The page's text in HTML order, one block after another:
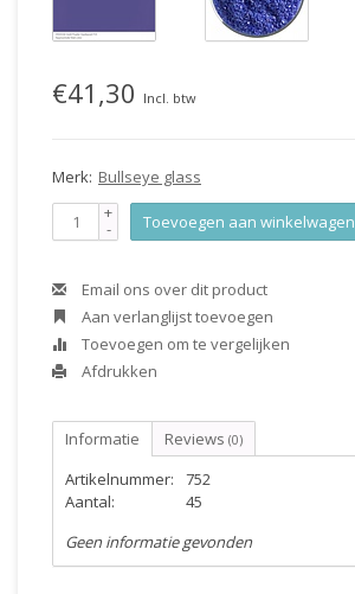
€41,30 Incl. btw
Merk: Bullseye glass
+
- Toevoegen aan winkelwagen
Email ons over dit product
Aan verlanglijst toevoegen
Toevoegen om te vergelijken
Afdrukken
Informatie Reviews (0)
Artikelnummer:
752
Aantal:
45
Geen informatie gevonden